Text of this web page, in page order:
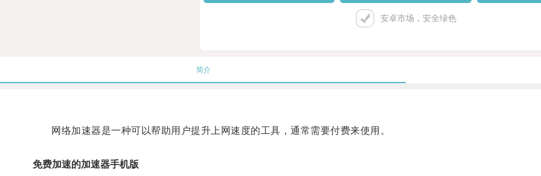
安卓市场，安全绿色
简介
网络加速器是一种可以帮助用户提升上网速度的工具，通常需要付费来使用。
免费加速的加速器手机版